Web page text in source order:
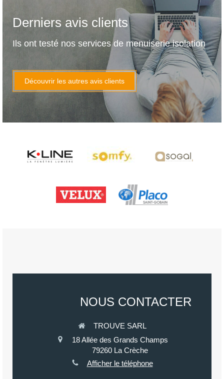
Derniers avis clients
Ils ont testé nos services de menuiserie isolation
Découvrir les autres avis clients
NOUS CONTACTER
TROUVE SARL
18 Allée des Grands Champs
79260 La Crèche
Afficher le téléphone